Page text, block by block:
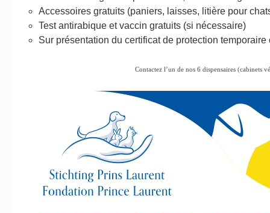
Accessoires gratuits (paniers, laisses, litière pour
Test antirabique et vaccin gratuits (si nécessaire)
Sur présentation du certificat de protection
Contactez l’un de nos 6 dispensaires (cabinets